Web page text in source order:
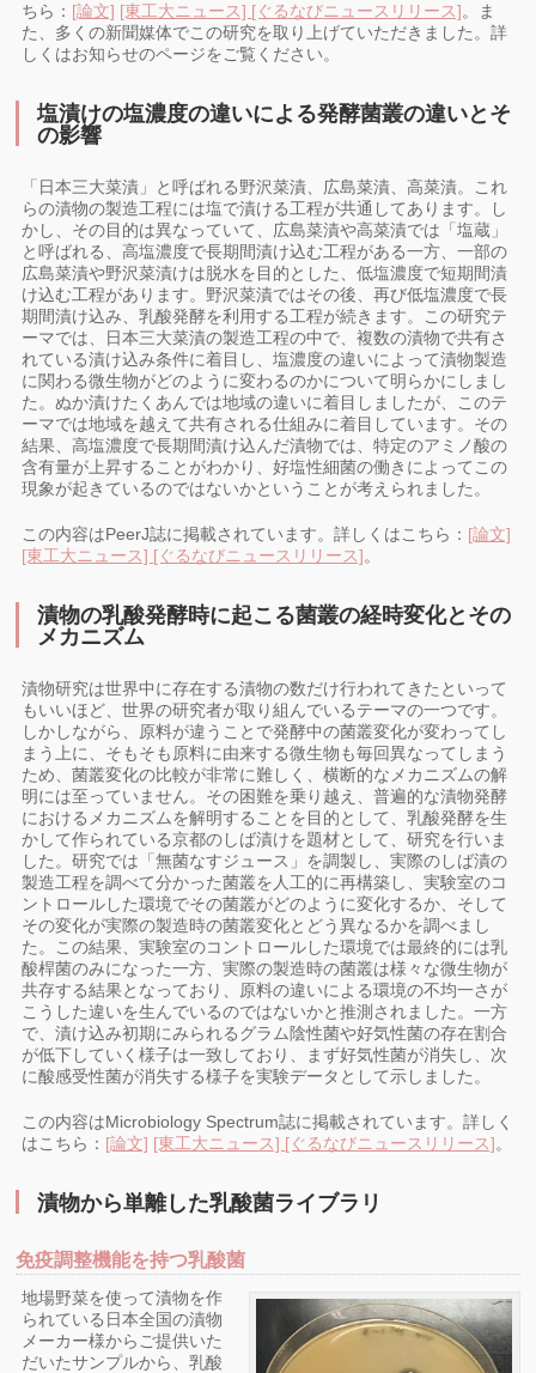
ちら： [論文] [東工大ニュース] [ぐるなびニュースリリース]。ま
た、多くの新聞媒体でこの研究を取り上げていただきました。詳
しくはお知らせのページをご覧ください。
塩漬けの塩濃度の違いによる発酵菌叢の違いとそ
の影響
「日本三大菜漬」と呼ばれる野沢菜漬、広島菜漬、高菜漬。これ
らの漬物の製造工程には塩で漬ける工程が共通してあります。し
かし、その目的は異なっていて、広島菜漬や高菜漬では「塩蔵」
と呼ばれる、高塩濃度で長期間漬け込む工程がある一方、一部の
広島菜漬や野沢菜漬けは脱水を目的とした、低塩濃度で短期間漬
け込む工程があります。野沢菜漬ではその後、再び低塩濃度で長
期間漬け込み、乳酸発酵を利用する工程が続きます。この研究テ
ーマでは、日本三大菜漬の製造工程の中で、複数の漬物で共有さ
れている漬け込み条件に着目し、塩濃度の違いによって漬物製造
に関わる微生物がどのように変わるのかについて明らかにしまし
た。ぬか漬けたくあんでは地域の違いに着目しましたが、このテ
ーマでは地域を越えて共有される仕組みに着目しています。その
結果、高塩濃度で長期間漬け込んだ漬物では、特定のアミノ酸の
含有量が上昇することがわかり、好塩性細菌の働きによってこの
現象が起きているのではないかということが考えられました。
この内容はPeerJ誌に掲載されています。詳しくはこちら： [論文]
[東工大ニュース] [ぐるなびニュースリリース]。
漬物の乳酸発酵時に起こる菌叢の経時変化とその
メカニズム
漬物研究は世界中に存在する漬物の数だけ行われてきたといって
もいいほど、世界の研究者が取り組んでいるテーマの一つです。
しかしながら、原料が違うことで発酵中の菌叢変化が変わってし
まう上に、そもそも原料に由来する微生物も毎回異なってしまう
ため、菌叢変化の比較が非常に難しく、横断的なメカニズムの解
明には至っていません。その困難を乗り越え、普遍的な漬物発酵
におけるメカニズムを解明することを目的として、乳酸発酵を生
かして作られている京都のしば漬けを題材として、研究を行いま
した。研究では「無菌なすジュース」を調製し、実際のしば漬の
製造工程を調べて分かった菌叢を人工的に再構築し、実験室のコ
ントロールした環境でその菌叢がどのように変化するか、そして
その変化が実際の製造時の菌叢変化とどう異なるかを調べまし
た。この結果、実験室のコントロールした環境では最終的には乳
酸桿菌のみになった一方、実際の製造時の菌叢は様々な微生物が
共存する結果となっており、原料の違いによる環境の不均一さが
こうした違いを生んでいるのではないかと推測されました。一方
で、漬け込み初期にみられるグラム陰性菌や好気性菌の存在割合
が低下していく様子は一致しており、まず好気性菌が消失し、次
に酸感受性菌が消失する様子を実験データとして示しました。
この内容はMicrobiology Spectrum誌に掲載されています。詳しく
はこちら： [論文] [東工大ニュース] [ぐるなびニュースリリース]。
漬物から単離した乳酸菌ライブラリ
免疫調整機能を持つ乳酸菌
地場野菜を使って漬物を作
られている日本全国の漬物
メーカー様からご提供いた
だいたサンプルから、乳酸